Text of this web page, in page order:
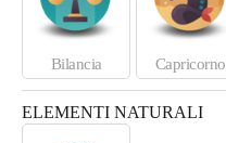
Bilancia Capricorno
ELEMENTI NATURALI